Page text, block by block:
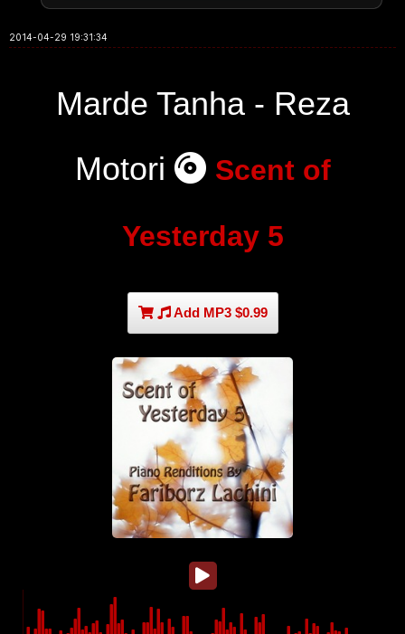
2014-04-29 19:31:34
Marde Tanha - Reza
Motori
Scent of
Yesterday 5
Add MP3 $0.99